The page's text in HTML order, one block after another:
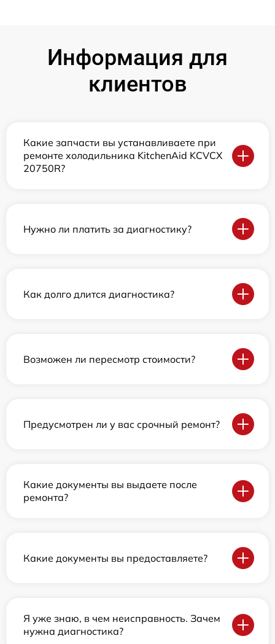
Информация для
клиентов
Какие запчасти вы устанавливаете при
ремонте холодильника KitchenAid KCVCX
20750R?
Нужно ли платить за диагностику?
Как долго длится диагностика?
Возможен ли пересмотр стоимости?
Предусмотрен ли у вас срочный ремонт?
Какие документы вы выдаете после
ремонта?
Какие документы вы предоставляете?
Я уже знаю, в чем неисправность. Зачем
нужна диагностика?